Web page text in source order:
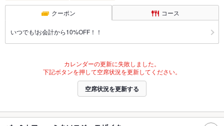
クーポン コース
いつでも!お会計から10%OFF！！
カレンダーの更新に失敗しました。
下記ボタンを押して空席状況を更新してください。
空席状況を更新する